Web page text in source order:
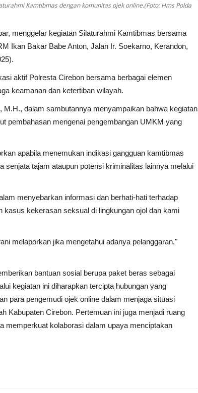
Kamtibmas dengan komunitas ojek online.(Foto: Hms Polda
menggelar kegiatan Silaturahmi Kamtibmas bersama
Ikan Bakar Babe Anton, Jalan Ir. Soekarno, Kerandon,
aktif Polresta Cirebon bersama berbagai elemen
keamanan dan ketertiban wilayah.
dalam sambutannya menyampaikan bahwa kegiatan
pembahasan mengenai pengembangan UMKM yang
apabila menemukan indikasi gangguan kamtibmas
tajam ataupun potensi kriminalitas lainnya melalui
menyebarkan informasi dan berhati-hati terhadap
kasus kekerasan seksual di lingkungan ojol dan kami
melaporkan jika mengetahui adanya pelanggaran,"
bantuan sosial berupa paket beras sebagai
kegiatan ini diharapkan tercipta hubungan yang
para pengemudi ojek online dalam menjaga situasi
Kabupaten Cirebon. Pertemuan ini juga menjadi ruang
memperkuat kolaborasi dalam upaya menciptakan